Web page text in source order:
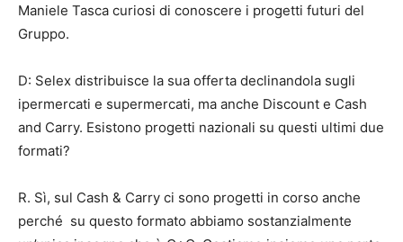
Maniele Tasca curiosi di conoscere i progetti futuri del
Gruppo.
D: Selex distribuisce la sua offerta declinandola sugli
ipermercati e supermercati, ma anche Discount e Cash
and Carry. Esistono progetti nazionali su questi ultimi due
formati?
R. Sì, sul Cash & Carry ci sono progetti in corso anche
perché su questo formato abbiamo sostanzialmente